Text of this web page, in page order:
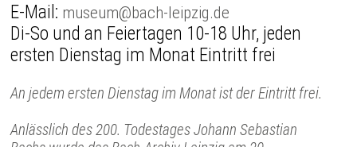
E-Mail: museum@bach-leipzig.de
Di-So und an Feiertagen 10-18 Uhr, jeden
ersten Dienstag im Monat Eintritt frei
An jedem ersten Dienstag im Monat ist der Eintritt frei.
Anlässlich des 200. Todestages Johann Sebastian